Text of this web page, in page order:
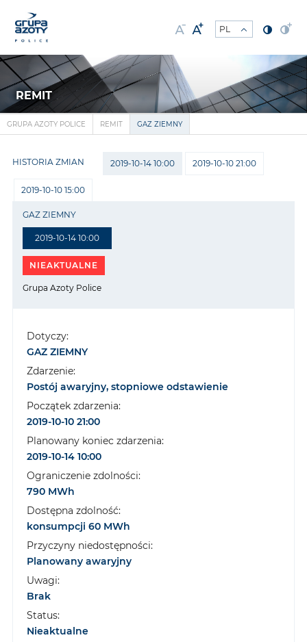
REMIT
GRUPA AZOTY POLICE REMIT GAZ ZIEMNY
HISTORIA ZMIAN 2019-10-14 10:00 2019-10-10 21:00
2019-10-10 15:00
2019-10-14 10:00
GAZ ZIEMNY
NIEAKTUALNE
Grupa Azoty Police
Dotyczy:
GAZ ZIEMNY
Zdarzenie:
Postój awaryjny, stopniowe odstawienie
Początek zdarzenia:
2019-10-10 21:00
Planowany koniec zdarzenia:
2019-10-14 10:00
Ograniczenie zdolności:
790 MWh
Dostępna zdolność:
konsumpcji 60 MWh
Przyczyny niedostępności:
Planowany awaryjny
Uwagi:
Brak
Status:
Nieaktualne